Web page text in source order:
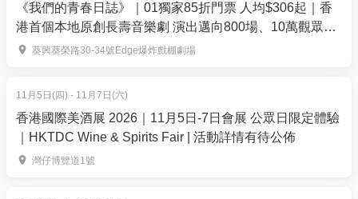
「Pickleball Fun·活力工展盃」比賽及「匹克球體驗
區」，更有多款免費動感互動遊戲，適合一家大細及
運動愛好者齊齊打卡！
活動及抽獎，有機會贏取總值超過 40 萬港元的精美禮
品！
知名藝人舞台互動：大會精心編排多場精彩舞台表
演，並邀請多位知名藝人親臨現場，與觀眾近距離玩
《我們的青春日誌》｜01獨家85折門票 人均$306起｜香
港首個本地原創長壽音樂劇 演出邁向800場、10萬觀眾入
場｜爆炸戲棚劇場
葵興葵榮路30-34號Edge爆炸戲棚劇場
11月5日(四) - 11月7日(六)
香港國際美酒展 2026｜11月5日-7日會展 公眾日限定體驗
｜HKTDC Wine & Spirits Fair | 活動詳情有待公佈
灣仔博覽道1號